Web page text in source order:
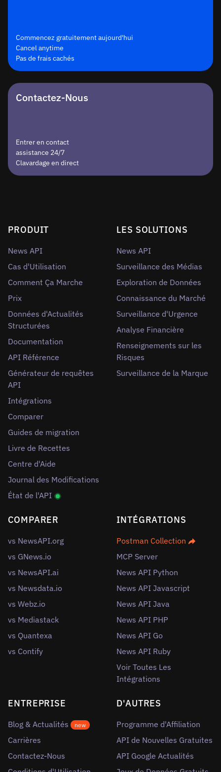
Commencez gratuitement aujourd'hui
Cancel anytime
Pas de frais cachés
Contactez-Nous
Entrer en contact
assistance 24/7
Clavardage en direct
PRODUIT
News API
Cas d'Utilisation
Comment Ça Marche
Prix
Données d'Actualités
Structurées
Documentation
API Référence
Générateur de requêtes
API
Intégrations
Comparer
Guides de migration
Livre de Recettes
Centre d'Aide
Journal des Modifications
État de l'API
LES SOLUTIONS
News API
Surveillance des Médias
Exploration de Données
Connaissance du Marché
Surveillance d'Urgence
Analyse Financière
Renseignements sur les
Risques
Surveillance de la Marque
COMPARER
vs NewsAPI.org
vs GNews.io
vs NewsAPI.ai
vs Newsdata.io
vs Webz.io
vs Mediastack
vs Quantexa
vs Contify
INTÉGRATIONS
Postman Collection
MCP Server
News API Python
News API Javascript
News API Java
News API PHP
News API Go
News API Ruby
Voir Toutes Les
Intégrations
ENTREPRISE
Blog & Actualités new
Carrières
Contactez-Nous
D'AUTRES
Programme d'Affiliation
API de Nouvelles Gratuites
API Google Actualités